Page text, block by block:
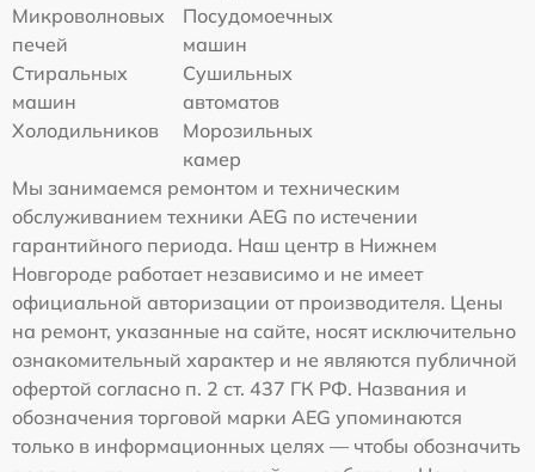
Микроволновых
печей
Посудомоечных
машин
Стиральных
машин
Сушильных
автоматов
Холодильников
Морозильных
камер
Мы занимаемся ремонтом и техническим
обслуживанием техники AEG по истечении
гарантийного периода. Наш центр в Нижнем
Новгороде работает независимо и не имеет
официальной авторизации от производителя. Цены
на ремонт, указанные на сайте, носят исключительно
ознакомительный характер и не являются публичной
офертой согласно п. 2 ст. 437 ГК РФ. Названия и
обозначения торговой марки AEG упоминаются
только в информационных целях — чтобы обозначить